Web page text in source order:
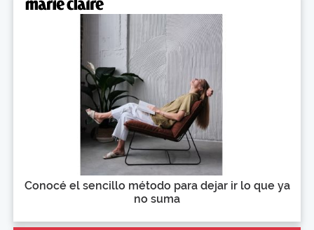
Conocé el sencillo método para dejar ir lo que ya
no suma